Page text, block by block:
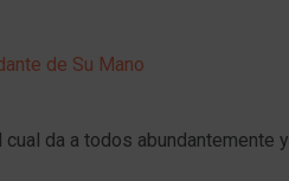
da a todos abundantemente y